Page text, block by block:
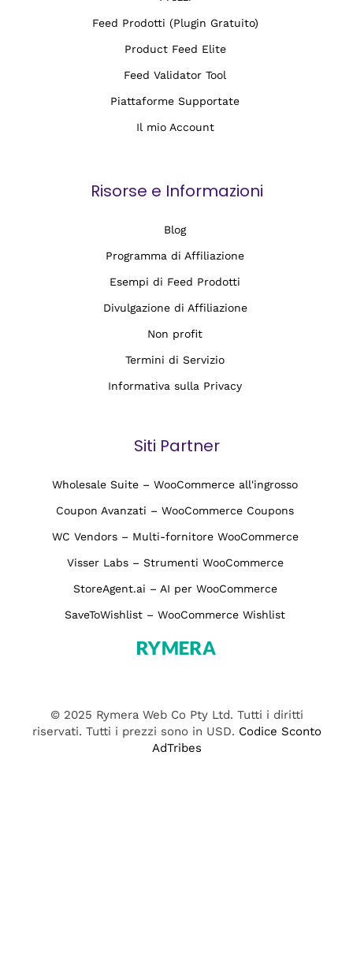
Feed Prodotti (Plugin Gratuito)
Product Feed Elite
Feed Validator Tool
Piattaforme Supportate
Il mio Account
Risorse e Informazioni
Blog
Programma di Affiliazione
Esempi di Feed Prodotti
Divulgazione di Affiliazione
Non profit
Termini di Servizio
Informativa sulla Privacy
Siti Partner
Wholesale Suite – WooCommerce all'ingrosso
Coupon Avanzati – WooCommerce Coupons
WC Vendors – Multi-fornitore WooCommerce
Visser Labs – Strumenti WooCommerce
StoreAgent.ai – AI per WooCommerce
SaveToWishlist – WooCommerce Wishlist
© 2025 Rymera Web Co Pty Ltd. Tutti i diritti
riservati. Tutti i prezzi sono in USD. Codice Sconto
AdTribes